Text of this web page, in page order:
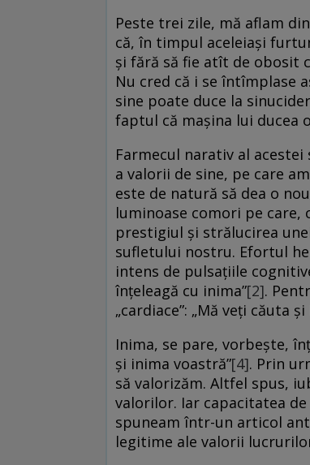
Peste trei zile, mă aflam
că, în timpul aceleiași
și fără să fie atît de obosit
Nu cred că i se întîmplase
sine poate duce la
faptul că mașina lui ducea
Farmecul narativ al
a valorii de sine, pe care
este de natură să dea o
luminoase comori pe care,
prestigiul și strălucirea
sufletului nostru. Efortul
intens de pulsațiile
înţeleagă cu inima”[2].
„cardiace”: „Mă veţi căuta
Inima, se pare, vorbește,
şi inima voastră”[4]. Prin
să valorizăm. Altfel spus,
valorilor. Iar capacitatea
spuneam într-un articol
legitime ale valorii